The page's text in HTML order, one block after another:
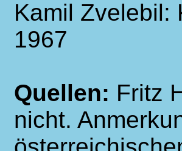
Kamil Zvelebil:
1967
Quellen: Fritz
nicht.